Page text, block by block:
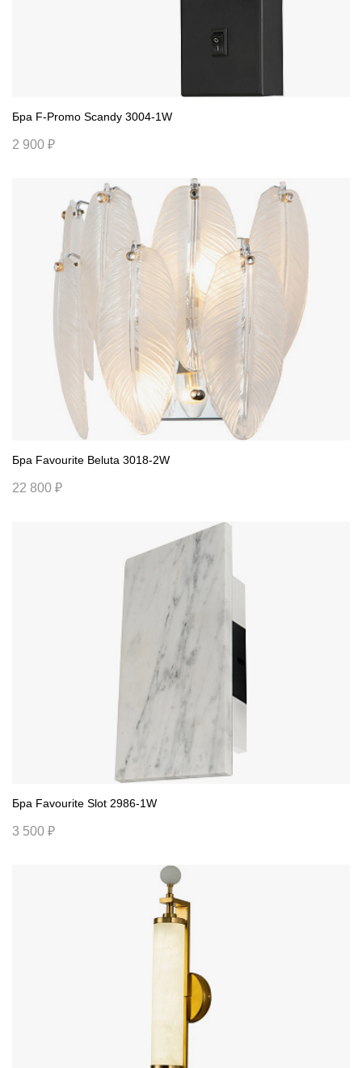
Бра F-Promo Scandy 3004-1W
2 900 ₽
Бра Favourite Beluta 3018-2W
22 800 ₽
Бра Favourite Slot 2986-1W
3 500 ₽